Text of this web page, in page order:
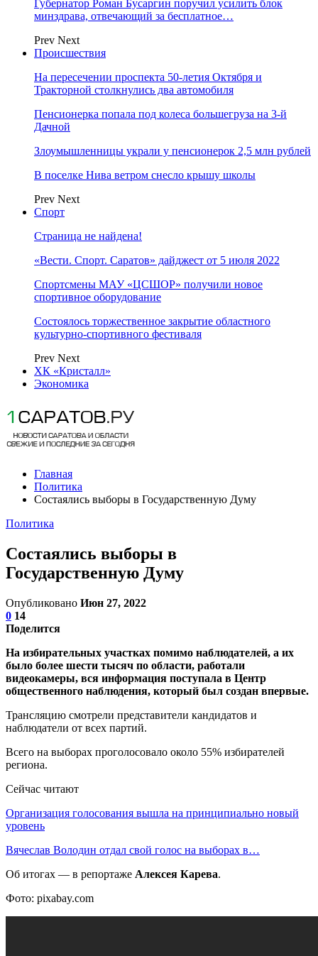
Губернатор Роман Бусаргин поручил усилить блок
минздрава, отвечающий за бесплатное…
Prev Next
Происшествия
На пересечении проспекта 50-летия Октября и
Тракторной столкнулись два автомобиля
Пенсионерка попала под колеса большегруза на 3-й
Дачной
Злоумышленницы украли у пенсионерок 2,5 млн рублей
В поселке Нива ветром снесло крышу школы
Prev Next
Спорт
Страница не найдена!
«Вести. Спорт. Саратов» дайджест от 5 июля 2022
Спортсмены МАУ «ЦСШОР» получили новое
спортивное оборудование
Состоялось торжественное закрытие областного
культурно-спортивного фестиваля
Prev Next
ХК «Кристалл»
Экономика
Главная
Политика
Состаялись выборы в Государственную Думу
Политика
Состаялись выборы в
Государственную Думу
Опубликовано Июн 27, 2022
0 14
Поделится
На избирательных участках помимо наблюдателей, а их
было более шести тысяч по области, работали
видеокамеры, вся информация поступала в Центр
общественного наблюдения, который был создан впервые.
Трансляцию смотрели представители кандидатов и
наблюдатели от всех партий.
Всего на выборах проголосовало около 55% избирателей
региона.
Сейчас читают
Организация голосования вышла на принципиально новый
уровень
Вячеслав Володин отдал свой голос на выборах в…
Об итогах — в репортаже Алексея Карева.
Фото: pixabay.com